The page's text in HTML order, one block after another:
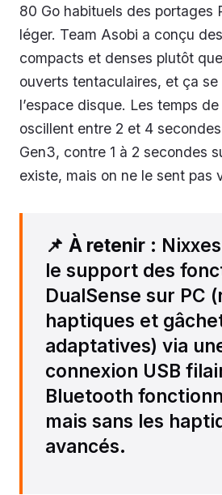
80 Go habituels des portages
léger. Team Asobi a conçu
compacts et denses plutôt
ouverts tentaculaires, et ça se
l’espace disque. Les temps
oscillent entre 2 et 4
Gen3, contre 1 à 2 secondes
existe, mais on ne le sent pas
📌 À retenir :
le support des
DualSense sur PC
haptiques et
adaptatives) via
connexion USB
Bluetooth
mais sans les
avancés.